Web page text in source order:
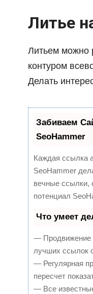
Литье
Литьем можно
контуром
Делать
Забиваем
SeoHammer
Каждая ссылка
SeoHammer
вечные ссылки,
потенциал
Что умеет
— Продвижение
лучших ссылок
— Регулярная
пересчет
— Все